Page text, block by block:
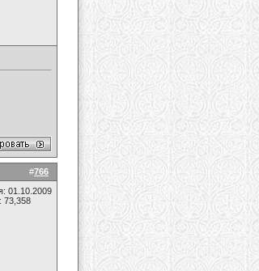
#766
01.10.2009
73,358